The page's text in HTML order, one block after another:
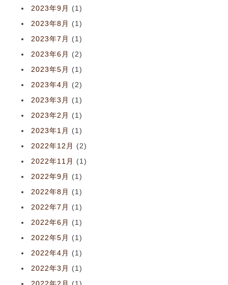
2023年9月
(1)
2023年8月
(1)
2023年7月
(1)
2023年6月
(2)
2023年5月
(1)
2023年4月
(2)
2023年3月
(1)
2023年2月
(1)
2023年1月
(1)
2022年12月
(2)
2022年11月
(1)
2022年9月
(1)
2022年8月
(1)
2022年7月
(1)
2022年6月
(1)
2022年5月
(1)
2022年4月
(1)
2022年3月
(1)